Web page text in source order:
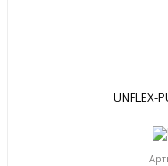
UNFLEX-